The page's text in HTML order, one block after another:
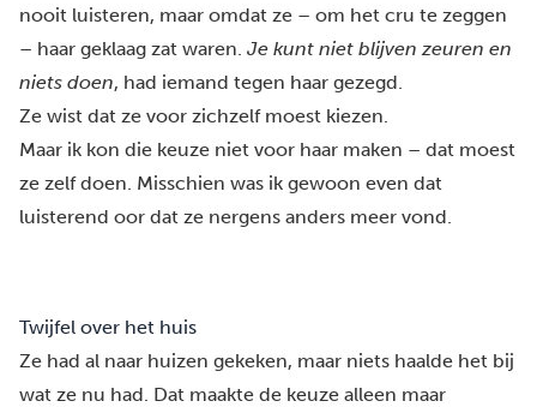
nooit luisteren, maar omdat ze – om het cru te zeggen
– haar geklaag zat waren. Je kunt niet blijven zeuren en
niets doen, had iemand tegen haar gezegd.
Ze wist dat ze voor zichzelf moest kiezen.
Maar ik kon die keuze niet voor haar maken – dat moest
ze zelf doen. Misschien was ik gewoon even dat
luisterend oor dat ze nergens anders meer vond.
Twijfel over het huis
Ze had al naar huizen gekeken, maar niets haalde het bij
wat ze nu had. Dat maakte de keuze alleen maar